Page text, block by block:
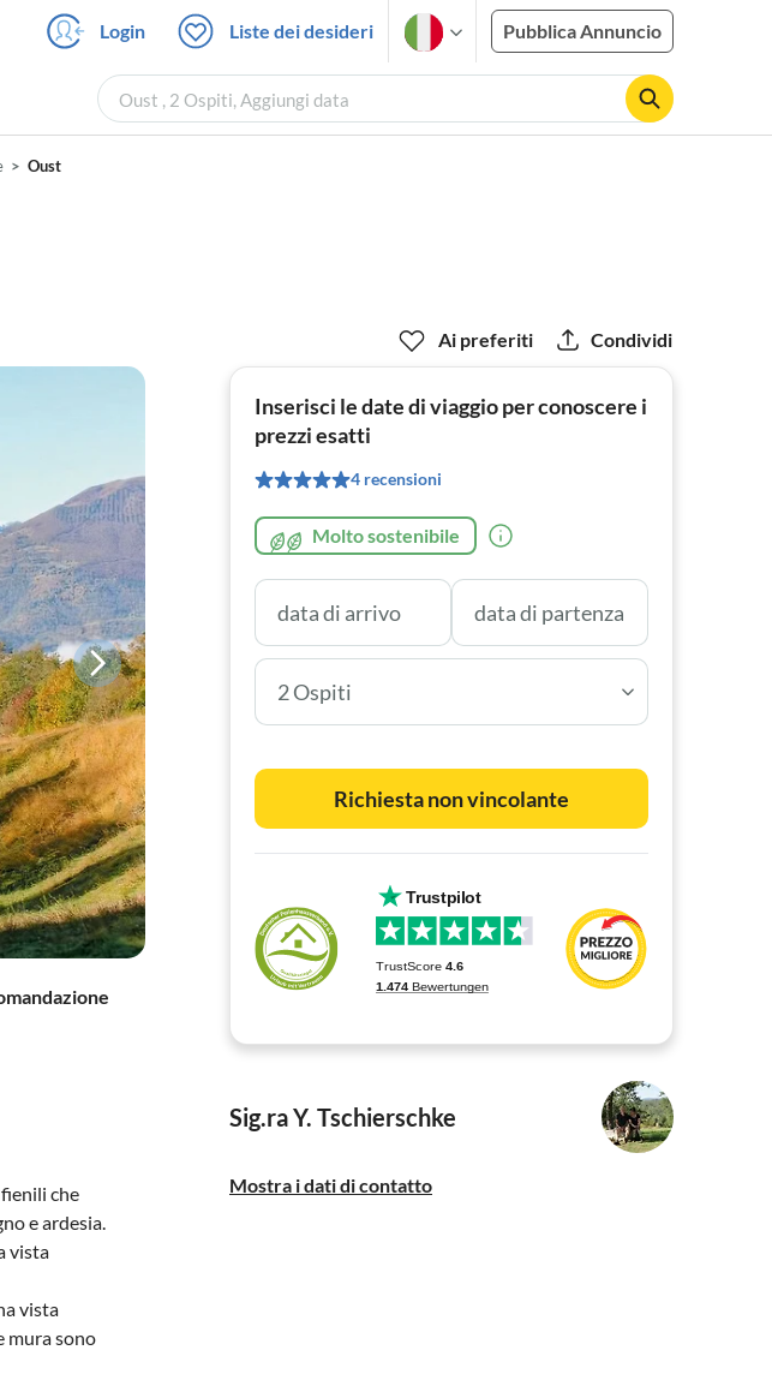
Login Liste dei desideri Pubblica Annuncio
Oust , 2 Ospiti, Aggiungi data
Oust
che
e ardesia.
vista
vista
mura sono
Ai preferiti Condividi
Inserisci le date di viaggio per conoscere i
prezzi esatti
4 recensioni
Molto sostenibile
2 Ospiti
Richiesta non vincolante
Sig.ra Y. Tschierschke
Mostra i dati di contatto